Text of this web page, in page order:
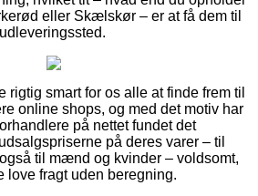
eller Skælskør – er at få dem til
rigtig smart for os alle at finde frem til
online shops, og med det motiv har
på nettet fundet det
på deres varer – til
til mænd og kvinder – voldsomt,
love fragt uden beregning.